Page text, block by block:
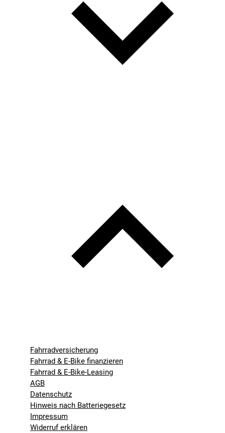
Fahrradversicherung
Fahrrad & E-Bike finanzieren
Fahrrad & E-Bike-Leasing
AGB
Datenschutz
Hinweis nach Batteriegesetz
Impressum
Widerruf erklären